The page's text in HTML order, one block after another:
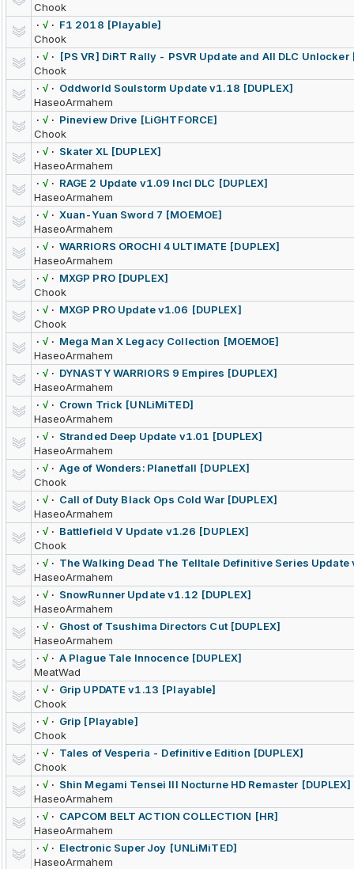
Chook
· √ · F1 2018 [Playable]
Chook
· √ · [PS VR] DiRT Rally - PSVR Update and All DLC Unlocker
Chook
· √ · Oddworld Soulstorm Update v1.18 [DUPLEX]
HaseoArmahem
· √ · Pineview Drive [LiGHTFORCE]
Chook
· √ · Skater XL [DUPLEX]
HaseoArmahem
· √ · RAGE 2 Update v1.09 Incl DLC [DUPLEX]
HaseoArmahem
· √ · Xuan-Yuan Sword 7 [MOEMOE]
HaseoArmahem
· √ · WARRIORS OROCHI 4 ULTIMATE [DUPLEX]
HaseoArmahem
· √ · MXGP PRO [DUPLEX]
Chook
· √ · MXGP PRO Update v1.06 [DUPLEX]
Chook
· √ · Mega Man X Legacy Collection [MOEMOE]
HaseoArmahem
· √ · DYNASTY WARRIORS 9 Empires [DUPLEX]
HaseoArmahem
· √ · Crown Trick [UNLiMiTED]
HaseoArmahem
· √ · Stranded Deep Update v1.01 [DUPLEX]
HaseoArmahem
· √ · Age of Wonders: Planetfall [DUPLEX]
Chook
· √ · Call of Duty Black Ops Cold War [DUPLEX]
HaseoArmahem
· √ · Battlefield V Update v1.26 [DUPLEX]
Chook
· √ · The Walking Dead The Telltale Definitive Series Update
HaseoArmahem
· √ · SnowRunner Update v1.12 [DUPLEX]
HaseoArmahem
· √ · Ghost of Tsushima Directors Cut [DUPLEX]
HaseoArmahem
· √ · A Plague Tale Innocence [DUPLEX]
MeatWad
· √ · Grip UPDATE v1.13 [Playable]
Chook
· √ · Grip [Playable]
Chook
· √ · Tales of Vesperia - Definitive Edition [DUPLEX]
Chook
· √ · Shin Megami Tensei III Nocturne HD Remaster [DUPLEX]
HaseoArmahem
· √ · CAPCOM BELT ACTION COLLECTION [HR]
HaseoArmahem
· √ · Electronic Super Joy [UNLiMiTED]
HaseoArmahem